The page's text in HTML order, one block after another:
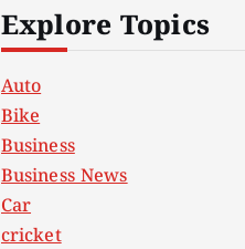
Explore Topics
Auto
Bike
Business
Business News
Car
cricket